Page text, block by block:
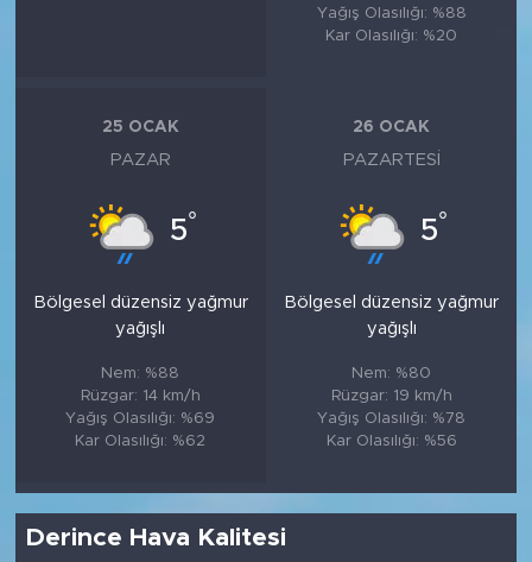
Yağış Olasılığı: %88
Kar Olasılığı: %20
25 OCAK
PAZAR
5°
Bölgesel düzensiz yağmur
yağışlı
Nem: %88
Rüzgar: 14 km/h
Yağış Olasılığı: %69
Kar Olasılığı: %62
26 OCAK
PAZARTESI
5°
Bölgesel düzensiz yağmur
yağışlı
Nem: %80
Rüzgar: 19 km/h
Yağış Olasılığı: %78
Kar Olasılığı: %56
Derince Hava Kalitesi